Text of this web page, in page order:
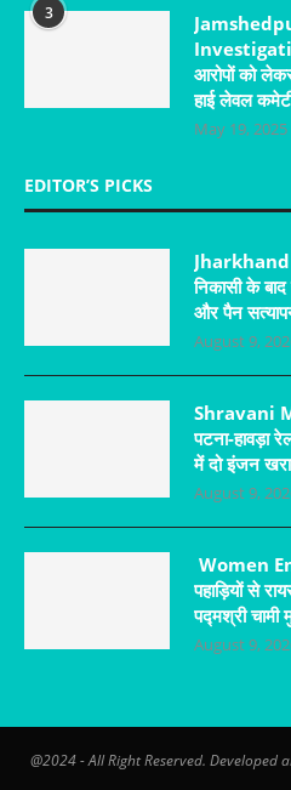
3
आरोपों को
हाई लेवल
May 19, 2025
EDITOR’S PICKS
Jharkhand
निकासी के
और पैन
August 9,
Shravani
पटना-हावड़ा
में दो इंजन
August 9,
Women
पहाड़ियों से
पद्मश्री चामी
August 9,
@2024 - All Right Reserved. Developed